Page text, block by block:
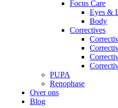
Focus Care
Eyes &
Body
Correctives
PUPA
Renophase
Over ons
Blog